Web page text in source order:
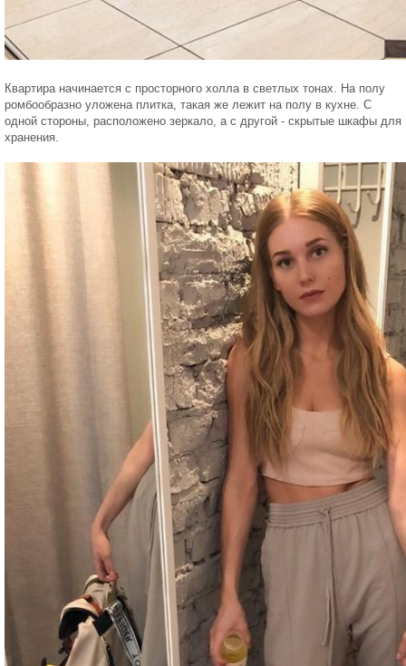
Квартира начинается с просторного холла в светлых тонах. На полу
ромбообразно уложена плитка, такая же лежит на полу в кухне. С
одной стороны, расположено зеркало, а с другой - скрытые шкафы для
хранения.